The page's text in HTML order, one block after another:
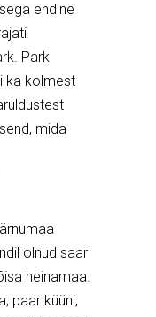
endine
Park
ka kolmest
mida
olnud saar
heinamaa.
paar küüni,